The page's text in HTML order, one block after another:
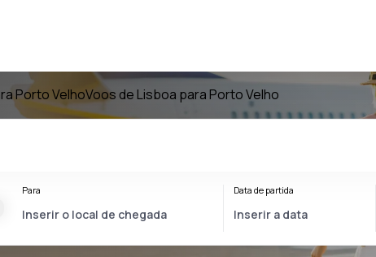
Porto VelhoVoos de Lisboa para Porto Velho
Para Data de partida